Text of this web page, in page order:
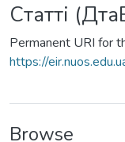
Статті
Permanent URI for
https://
Browse